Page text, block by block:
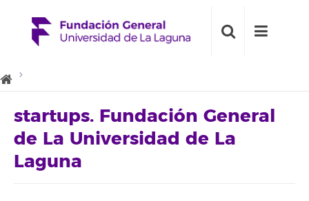
startups. Fundación General
de La Universidad de La
Laguna